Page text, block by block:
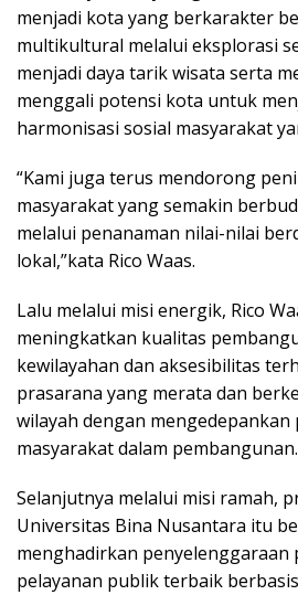
menjadi kota yang berkarakter
multikultural melalui eksplorasi
menjadi daya tarik wisata serta
menggali potensi kota untuk
harmonisasi sosial masyarakat
“Kami juga terus mendorong
masyarakat yang semakin
melalui penanaman nilai-nilai
lokal,”kata Rico Waas.
Lalu melalui misi energik, Rico
meningkatkan kualitas
kewilayahan dan aksesibilitas
prasarana yang merata dan
wilayah dengan mengedepankan
masyarakat dalam pembangunan.
Selanjutnya melalui misi ramah,
Universitas Bina Nusantara itu
menghadirkan penyelenggaraan
pelayanan publik terbaik